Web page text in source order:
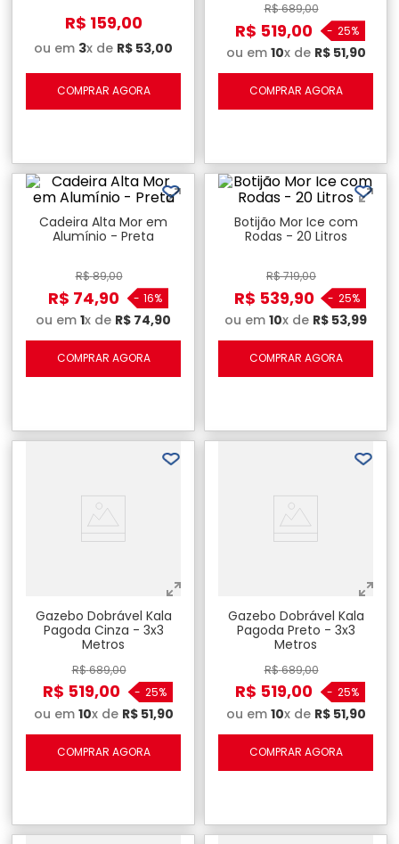
R$ 159,00
ou em 3x de R$ 53,00
COMPRAR AGORA
R$689,00
R$ 519,00 - 25%
ou em 10x de R$ 51,90
COMPRAR AGORA
Cadeira Alta Mor em
Alumínio - Preta
R$89,00
R$ 74,90 - 16%
ou em 1x de R$ 74,90
COMPRAR AGORA
Botijão Mor Ice com
Rodas - 20 Litros
R$719,00
R$ 539,90 - 25%
ou em 10x de R$ 53,99
COMPRAR AGORA
Gazebo Dobrável Kala
Pagoda Cinza - 3x3
Metros
R$689,00
R$ 519,00 - 25%
ou em 10x de R$ 51,90
COMPRAR AGORA
Gazebo Dobrável Kala
Pagoda Preto - 3x3
Metros
R$689,00
R$ 519,00 - 25%
ou em 10x de R$ 51,90
COMPRAR AGORA